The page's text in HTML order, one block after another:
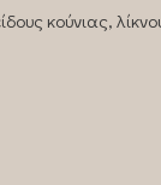
κούνιας,